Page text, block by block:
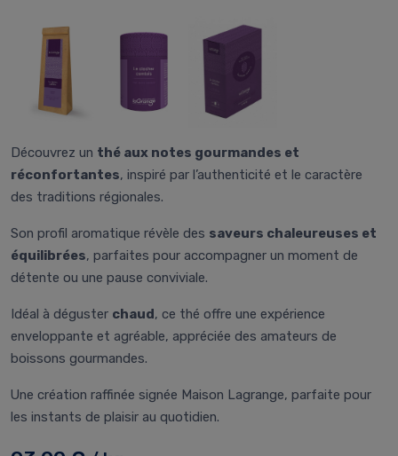
Découvrez un thé aux notes gourmandes et
réconfortantes, inspiré par l’authenticité et le caractère
des traditions régionales.
Son profil aromatique révèle des saveurs chaleureuses et
équilibrées, parfaites pour accompagner un moment de
détente ou une pause conviviale.
Idéal à déguster chaud, ce thé offre une expérience
enveloppante et agréable, appréciée des amateurs de
boissons gourmandes.
Une création raffinée signée Maison Lagrange, parfaite pour
les instants de plaisir au quotidien.